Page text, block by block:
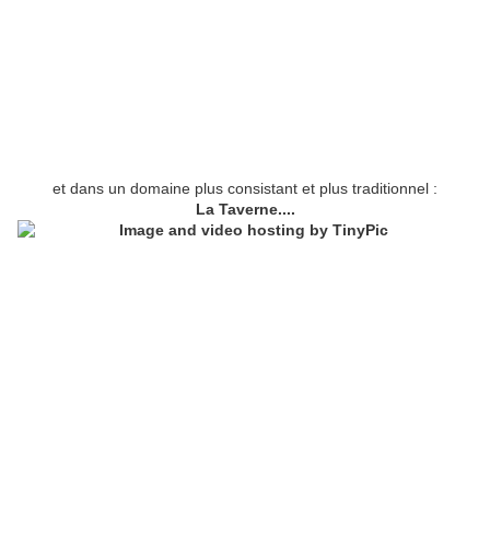
et dans un domaine plus consistant et plus traditionnel :
La Taverne....